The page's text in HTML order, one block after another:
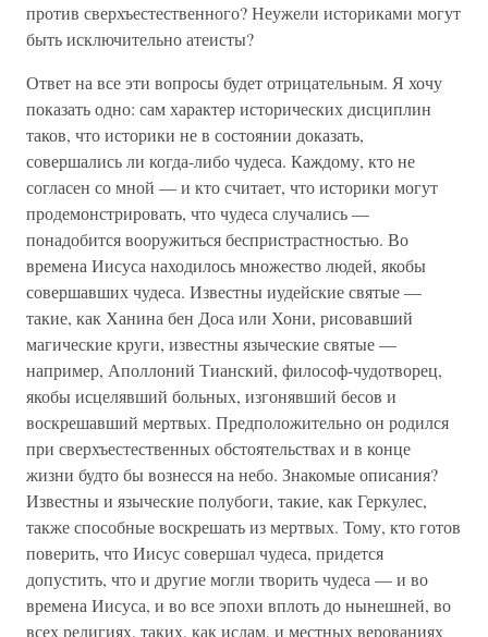
против сверхъестественного? Неужели историками могут
быть исключительно атеисты?
Ответ на все эти вопросы будет отрицательным. Я хочу
показать одно: сам характер исторических дисциплин
таков, что историки не в состоянии доказать,
совершались ли когда-либо чудеса. Каждому, кто не
согласен со мной — и кто считает, что историки могут
продемонстрировать, что чудеса случались —
понадобится вооружиться беспристрастностью. Во
времена Иисуса находилось множество людей, якобы
совершавших чудеса. Известны иудейские святые —
такие, как Ханина бен Доса или Хони, рисовавший
магические круги, известны языческие святые —
например, Аполлоний Тианский, философ-чудотворец,
якобы исцелявший больных, изгонявший бесов и
воскрешавший мертвых. Предположительно он родился
при сверхъестественных обстоятельствах и в конце
жизни будто бы вознесся на небо. Знакомые описания?
Известны и языческие полубоги, такие, как Геркулес,
также способные воскрешать из мертвых. Тому, кто готов
поверить, что Иисус совершал чудеса, придется
допустить, что и другие могли творить чудеса — и во
времена Иисуса, и во все эпохи вплоть до нынешней, во
всех религиях, таких, как ислам, и местных верованиях